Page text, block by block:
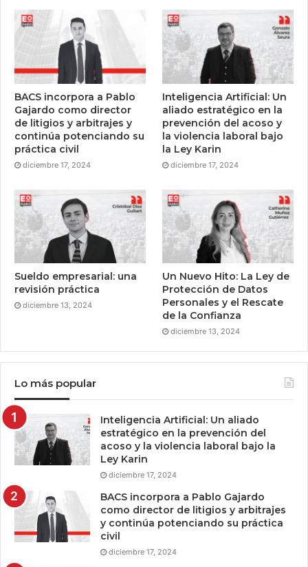
BACS incorpora a Pablo
Gajardo como director
de litigios y arbitrajes y
continúa potenciando su
práctica civil
diciembre 17, 2024
Inteligencia Artificial: Un
aliado estratégico en la
prevención del acoso y
la violencia laboral bajo
la Ley Karin
diciembre 17, 2024
Sueldo empresarial: una
revisión práctica
diciembre 13, 2024
Un Nuevo Hito: La Ley de
Protección de Datos
Personales y el Rescate
de la Confianza
diciembre 13, 2024
Lo más popular
Inteligencia Artificial: Un aliado
estratégico en la prevención del
acoso y la violencia laboral bajo la
Ley Karin
diciembre 17, 2024
BACS incorpora a Pablo Gajardo
como director de litigios y arbitrajes
y continúa potenciando su práctica
civil
diciembre 17, 2024